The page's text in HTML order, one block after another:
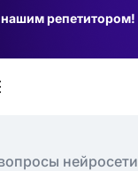
нашим репетитором!
нейросети